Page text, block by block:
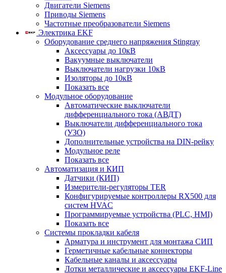
Двигатели Siemens
Приводы Siemens
Частотные преобразователи Siemens
Электрика EKF
Оборудование среднего напряжения Stingray
Аксессуары до 10кВ
Вакуумные выключатели
Выключатели нагрузки 10кВ
Изоляторы до 10кВ
Показать все
Модульное оборудование
Автоматические выключатели
дифференциального тока (АВДТ)
Выключатели дифференциального тока
(УЗО)
Дополнительные устройства на DIN-рейку
Модульное реле
Показать все
Автоматизация и КИП
Датчики (КИП)
Измерители-регуляторы TER
Конфигурируемые контроллеры RX500 для
систем HVAC
Программируемые устройства (PLC, HMI)
Показать все
Системы прокладки кабеля
Арматура и инструмент для монтажа СИП
Герметичные кабельные коннекторы
Кабельные каналы и аксессуары
Лотки металлические и аксессуары EKF-Line